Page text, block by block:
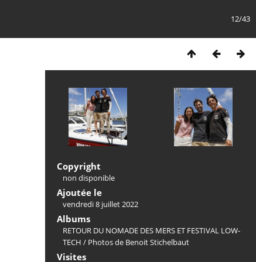
12/43
Copyright
non disponible
Ajoutée le
vendredi 8 juillet 2022
Albums
RETOUR DU NOMADE DES MERS ET FESTIVAL LOW-
TECH / Photos de Benoit Stichelbaut
Visites